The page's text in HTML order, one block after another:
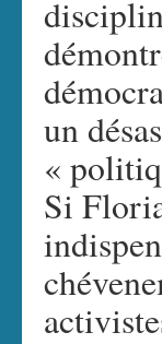
un
«
Si